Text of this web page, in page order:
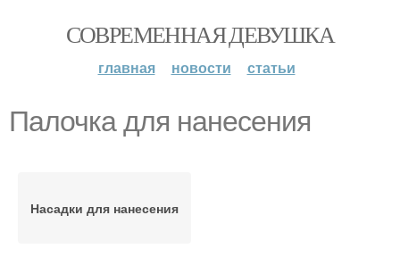
СОВРЕМЕННАЯ ДЕВУШКА
главная новости статьи
Палочка для нанесения
Насадки для нанесения